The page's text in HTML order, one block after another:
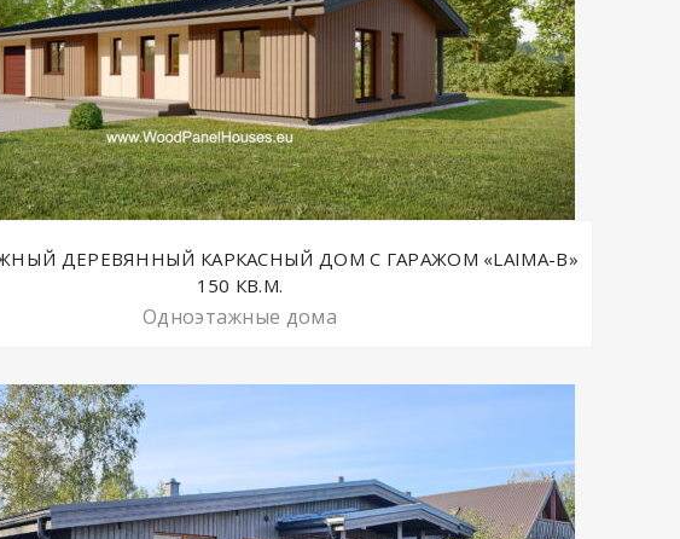
ДЕРЕВЯННЫЙ КАРКАСНЫЙ ДОМ С ГАРАЖОМ «LAIMA-B»
150 КВ.М.
Одноэтажные дома